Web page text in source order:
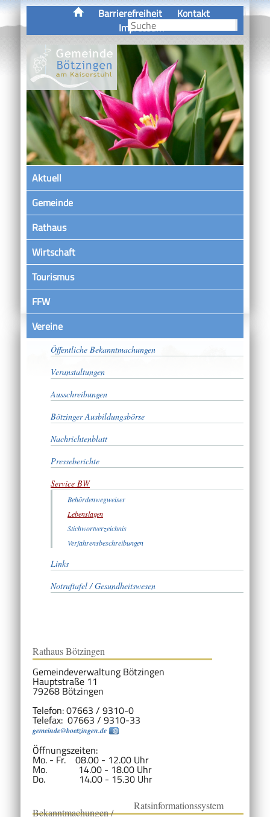
Barrierefreiheit
Kontakt
Impressum
Aktuell
Gemeinde
Rathaus
Wirtschaft
Tourismus
FFW
VereineSatzungen
Öffentliche Bekanntmachungen
Veranstaltungen
Ausschreibungen
Bötzinger Ausbildungsbörse
Nachrichtenblatt
Presseberichte
Service BW
Behördenwegweiser
Lebenslagen
Stichwortverzeichnis
Verfahrensbeschreibungen
Links
Notruftafel / Gesundheitswesen
Rathaus Bötzingen
Gemeindeverwaltung Bötzingen
Hauptstraße 11
79268 Bötzingen
Telefon: 07663 / 9310-0
Telefax: 07663 / 9310-33
gemeinde@boetzingen.de
Öffnungszeiten:
Mo. - Fr. 08.00 - 12.00 Uhr
Mo. 14.00 - 18.00 Uhr
Do. 14.00 - 15.30 Uhr
Bekanntmachungen /
Ratsinformationssystem